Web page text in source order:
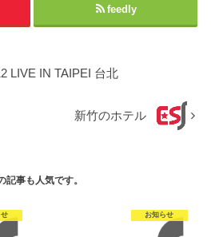
feedly
LIVE IN TAIPEI 台北
新竹のホテル
記事も人気です。
お知らせ